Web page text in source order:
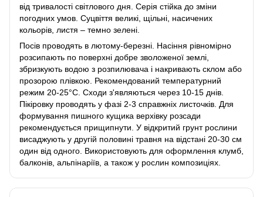
від тривалості світлового дня. Серія стійка до зміни
погодних умов. Суцвіття великі, щільні, насичених
кольорів, листя – темно зелені.
Посів проводять в лютому-березні. Насіння рівномірно
розсипають по поверхні добре зволоженої землі,
збризкують водою з розпилювача і накривають склом або
прозорою плівкою. Рекомендований температурний
режим 20-25°C. Сходи з'являються через 10-15 днів.
Пікіровку проводять у фазі 2-3 справжніх листочків. Для
формування пишного кущика верхівку розсади
рекомендується прищипнути. У відкритий грунт рослини
висаджують у другій половині травня на відстані 20-30 см
один від одного. Використовують для оформлення клумб,
балконів, альпінаріїв, а також у рослин композиціях.